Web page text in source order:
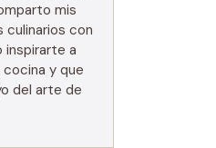
mis
con
inspirarte a
y que
del arte de